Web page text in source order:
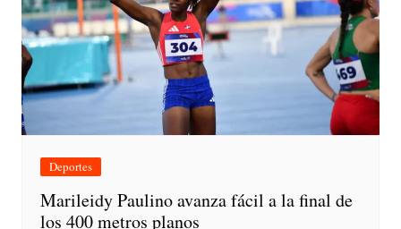
Deportes
Marileidy Paulino avanza fácil a la final de
los 400 metros planos